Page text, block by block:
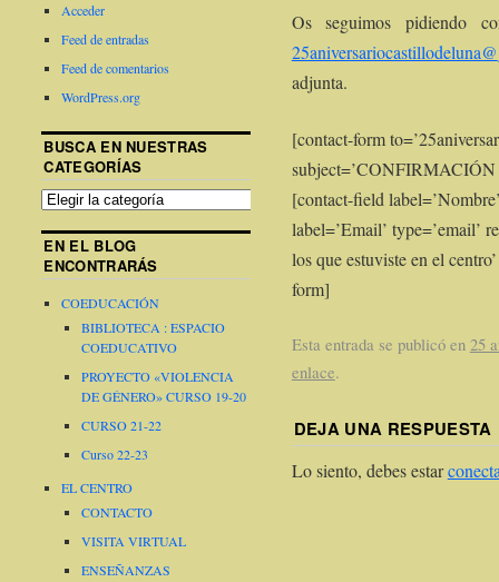
Os seguimos pidiendo
25aniversariocastillodeluna@
adjunta.
[contact-form
[contact-field
label=’Email’ type=’email’
los que estuviste en el
form]
Esta entrada se publicó en 25
enlace.
DEJA UNA RESPUESTA
Lo siento, debes estar
Acceder
Feed de entradas
Feed de comentarios
WordPress.org
BUSCA EN NUESTRAS
CATEGORÍAS
EN EL BLOG
ENCONTRARÁS
COEDUCACIÓN
BIBLIOTECA : ESPACIO
COEDUCATIVO
PROYECTO «VIOLENCIA
DE GÉNERO» CURSO 19-20
CURSO 21-22
Curso 22-23
EL CENTRO
CONTACTO
VISITA VIRTUAL
ENSEÑANZAS